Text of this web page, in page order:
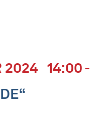
2024 14:00 -